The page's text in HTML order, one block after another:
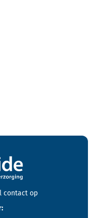
contact op